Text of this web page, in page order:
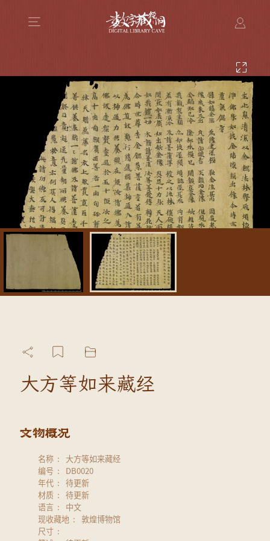
大方等如来藏经
名称
大方等如来藏经
编号
DB0020
年代
待更新
材质
待更新
语言
中文
现收藏地
敦煌博物馆
尺寸